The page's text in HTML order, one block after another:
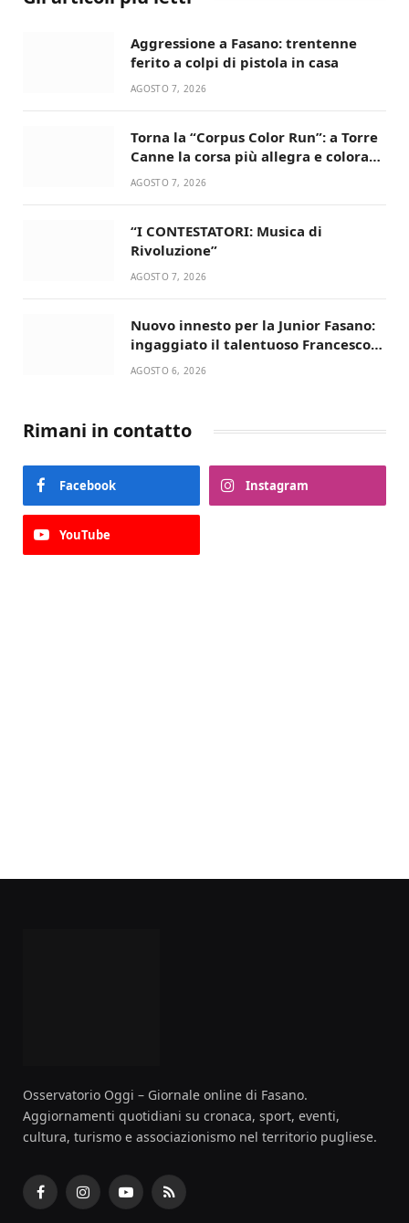
Aggressione a Fasano: trentenne
ferito a colpi di pistola in casa
AGOSTO 7, 2026
Torna la “Corpus Color Run”: a Torre
Canne la corsa più allegra e colorata
dell’estate!
AGOSTO 7, 2026
“I CONTESTATORI: Musica di
Rivoluzione”
AGOSTO 7, 2026
Nuovo innesto per la Junior Fasano:
ingaggiato il talentuoso Francesco
Lupo Timini
AGOSTO 6, 2026
Rimani in contatto
Facebook Instagram
YouTube
Osservatorio Oggi – Giornale online di Fasano.
Aggiornamenti quotidiani su cronaca, sport, eventi,
cultura, turismo e associazionismo nel territorio pugliese.
FacebookInstagramYouTubeRSS